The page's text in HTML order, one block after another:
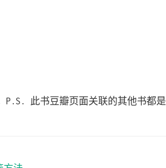
P.S. 此书豆瓣页面关联的其他书都是